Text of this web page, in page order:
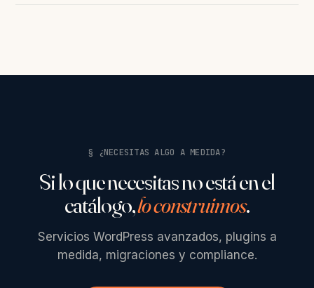
§ ¿NECESITAS ALGO A MEDIDA?
Si lo que necesitas no está en el
catálogo,lo construimos.
Servicios WordPress avanzados, plugins a
medida, migraciones y compliance.